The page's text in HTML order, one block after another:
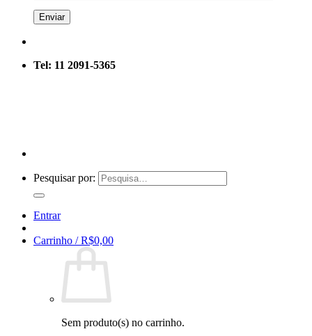
Tel: 11 2091-5365
Pesquisar por:
Entrar
Carrinho /R$0,00
Sem produto(s) no carrinho.